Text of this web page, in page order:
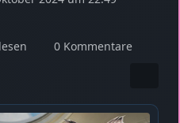
0 Kommentare